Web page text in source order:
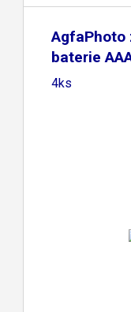
AgfaPhoto
baterie
4ks